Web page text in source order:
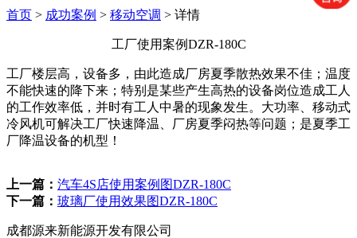
首页 > 成功案例 > 移动空调 > 详情
工厂使用案例DZR-180C
工厂楼层高，设备多，由此造成厂房夏季散热效果不佳；温度
不能快速的降下来；特别是某些产生高热的设备岗位造成工人
的工作效率低，并时有工人中暑的现象发生。大功率、移动式
冷风机可解决工厂快速降温、厂房夏季闷热等问题；是夏季工
厂降温设备的机型！
上一篇： 汽车4S店使用案例图DZR-180C
下一篇： 玻璃厂使用效果图DZR-180C
成都源来新能源开发有限公司